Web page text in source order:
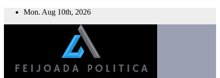
Skip
Mon. Aug 10th, 2026